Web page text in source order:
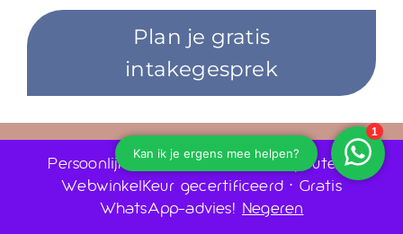
Plan je gratis
intakegesprek
0243030880
Ruime openingstijden
Persoonlijk advies door huidtherapeuten •
WebwinkelKeur gecertificeerd • Gratis
WhatsApp-advies!Negeren